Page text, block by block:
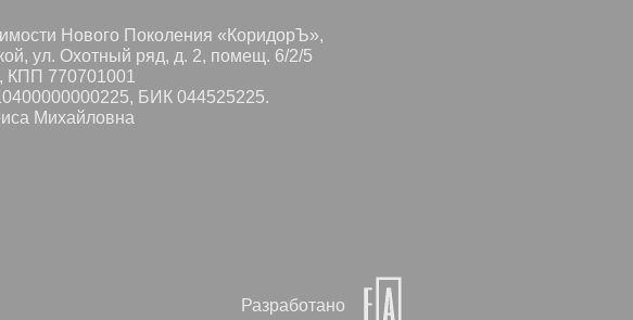
Нового Поколения «КоридорЪ»,
ул. Охотный ряд, д. 2, помещ. 6/2/5
770701001
БИК 044525225.
Михайловна
Разработано